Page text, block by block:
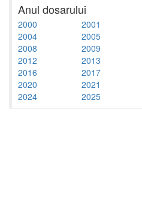
Anul dosarului
2000 2001
2004
2005
2008
2009
2012
2013
2016
2017
2020
2021
2024
2025